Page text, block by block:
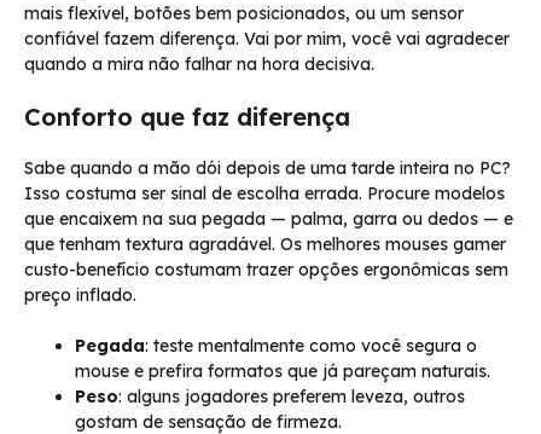
mais flexível, botões bem posicionados, ou um sensor
confiável fazem diferença. Vai por mim, você vai agradecer
quando a mira não falhar na hora decisiva.
Conforto que faz diferença
Sabe quando a mão dói depois de uma tarde inteira no PC?
Isso costuma ser sinal de escolha errada. Procure modelos
que encaixem na sua pegada — palma, garra ou dedos — e
que tenham textura agradável. Os melhores mouses gamer
custo-benefício costumam trazer opções ergonômicas sem
preço inflado.
Pegada: teste mentalmente como você segura o
mouse e prefira formatos que já pareçam naturais.
Peso: alguns jogadores preferem leveza, outros
gostam de sensação de firmeza.